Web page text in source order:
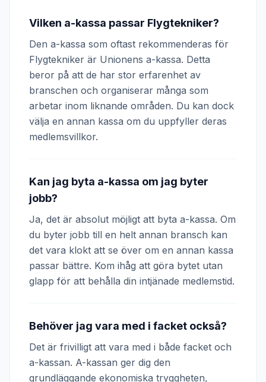
Vilken a-kassa passar Flygtekniker?
Den a-kassa som oftast rekommenderas för
Flygtekniker är Unionens a-kassa. Detta
beror på att de har stor erfarenhet av
branschen och organiserar många som
arbetar inom liknande områden. Du kan dock
välja en annan kassa om du uppfyller deras
medlemsvillkor.
Kan jag byta a-kassa om jag byter
jobb?
Ja, det är absolut möjligt att byta a-kassa. Om
du byter jobb till en helt annan bransch kan
det vara klokt att se över om en annan kassa
passar bättre. Kom ihåg att göra bytet utan
glapp för att behålla din intjänade medlemstid.
Behöver jag vara med i facket också?
Det är frivilligt att vara med i både facket och
a-kassan. A-kassan ger dig den
grundläggande ekonomiska tryggheten,